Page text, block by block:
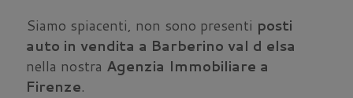
Siamo spiacenti, non sono presenti posti
auto in vendita a Barberino val d elsa
nella nostra Agenzia Immobiliare a
Firenze.